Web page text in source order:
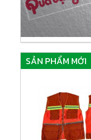
SẢN PHẨM MỚI